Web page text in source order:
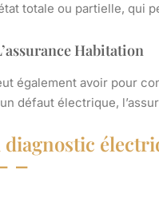
totale ou partielle, qui
Habitation
également avoir pour
défaut électrique,